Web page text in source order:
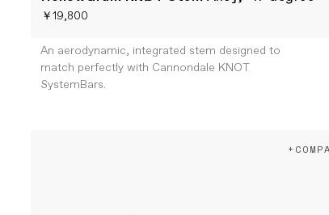
￥19,800
An aerodynamic, integrated stem designed to
match perfectly with Cannondale KNOT
SystemBars.